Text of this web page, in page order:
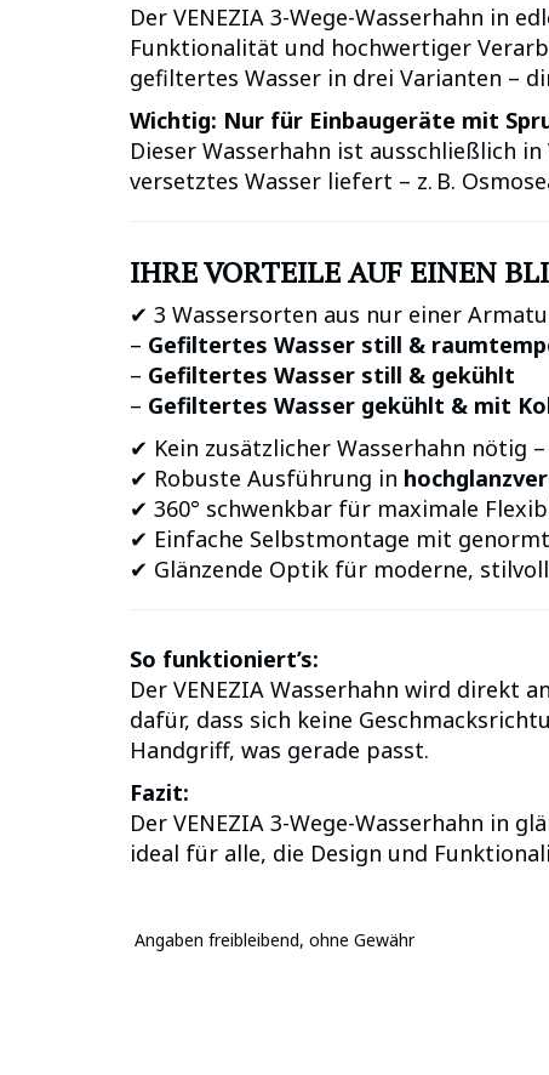
Der VENEZIA 3-Wege-Wasserhahn in
Funktionalität und hochwertiger
gefiltertes Wasser in drei Varianten –
Wichtig: Nur für Einbaugeräte mit
Dieser Wasserhahn ist ausschließlich
versetztes Wasser liefert – z. B.
IHRE VORTEILE AUF EINEN
✔ 3 Wassersorten aus nur einer
– Gefiltertes Wasser still &
– Gefiltertes Wasser still & gekühlt
– Gefiltertes Wasser gekühlt & mit
✔ Kein zusätzlicher Wasserhahn nötig
✔ Robuste Ausführung in
✔ 360° schwenkbar für maximale
✔ Einfache Selbstmontage mit
✔ Glänzende Optik für moderne,
So funktioniert’s:
Der VENEZIA Wasserhahn wird direkt
dafür, dass sich keine
Handgriff, was gerade passt.
Fazit:
Der VENEZIA 3-Wege-Wasserhahn in
ideal für alle, die Design und
Angaben freibleibend, ohne Gewähr